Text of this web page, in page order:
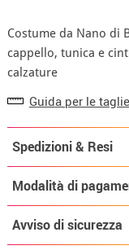
Costume da Nano di
cappello, tunica e
calzature
Guida per le taglie
Spedizioni & Resi
Modalità di
Avviso di sicurezza